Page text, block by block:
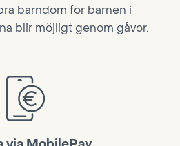
barndom för barnen i
blir möjligt genom gåvor.